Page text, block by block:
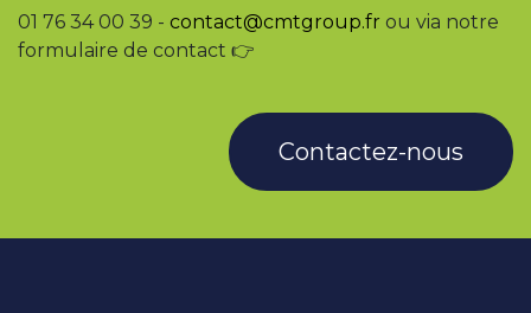
01 76 34 00 39 - contact@cmtgroup.fr ou via notre
formulaire de contact 👉
Contactez-nous